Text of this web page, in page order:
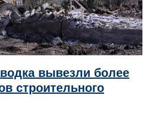
вывезли более
строительного